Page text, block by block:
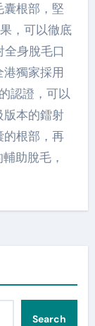
根部，堅
，可以徹底
身脫毛口
獨家採用
認證，可以
本的鐳射
的根部，再
助脫毛，
Search